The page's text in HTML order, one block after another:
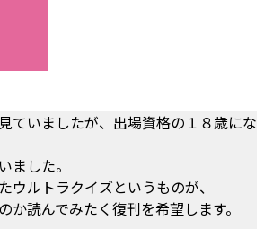
ていましたが、出場資格の１８歳にな
ました。
ウルトラクイズというものが、
か読んでみたく復刊を希望します。